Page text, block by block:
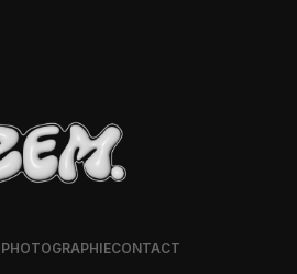
PHOTOGRAPHIECONTACT